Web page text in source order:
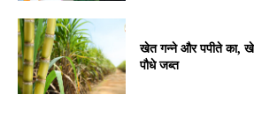
Subscription Plans
My account
खेत गन्ने और पपीते का,
पौधे जब्त